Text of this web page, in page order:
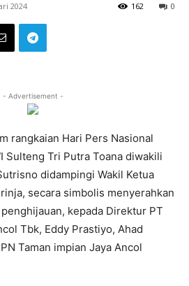
2024 0
162
- Advertisement -
rangkaian Hari Pers Nasional
Sulteng Tri Putra Toana diwakili
didampingi Wakil Ketua
secara simbolis menyerahkan
kepada Direktur PT
Tbk, Eddy Prastiyo, Ahad
Taman impian Jaya Ancol